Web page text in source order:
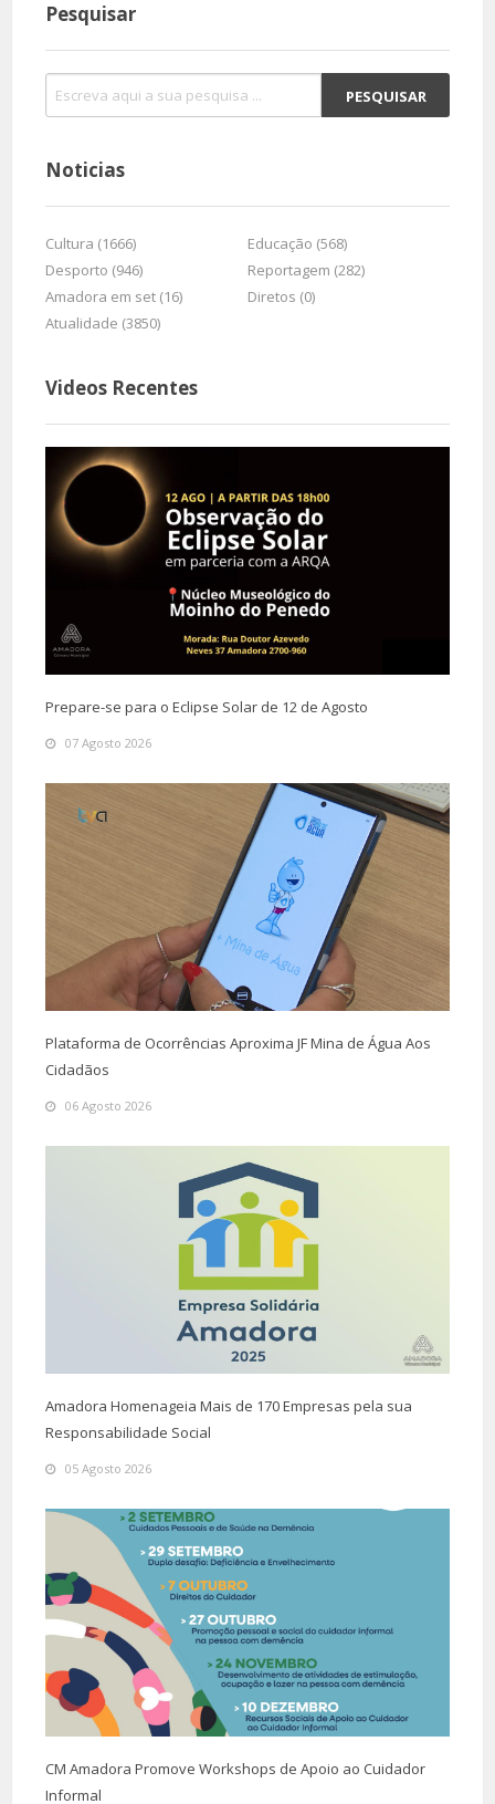
Pesquisar
Noticias
Cultura (1666)
Educação (568)
Desporto (946)
Reportagem (282)
Amadora em set (16)
Diretos (0)
Atualidade (3850)
Videos Recentes
Prepare-se para o Eclipse Solar de 12 de Agosto
07 Agosto 2026
Plataforma de Ocorrências Aproxima JF Mina de Água Aos
Cidadãos
06 Agosto 2026
Amadora Homenageia Mais de 170 Empresas pela sua
Responsabilidade Social
05 Agosto 2026
CM Amadora Promove Workshops de Apoio ao Cuidador
Informal